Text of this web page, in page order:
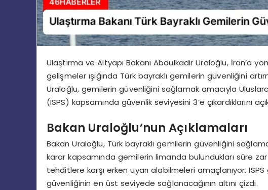
Ulaştırma ve Altyapı Bakanı Abdulkadir Uraloğlu, İran’a
gelişmeler ışığında Türk bayraklı gemilerin güvenliğini
Uraloğlu, gemilerin güvenliğini sağlamak amacıyla
(ISPS) kapsamında güvenlik seviyesini 3’e çıkardıklarını
Bakan Uraloğlu’nun Açıklamaları
Bakan Uraloğlu, Türk bayraklı gemilerin güvenliğini
karar kapsamında gemilerin limanda bulundukları süre
tehditlere karşı erken uyarı alabilmeleri amaçlanıyor.
güvenliğinin en üst seviyede sağlanacağının altını çizdi.